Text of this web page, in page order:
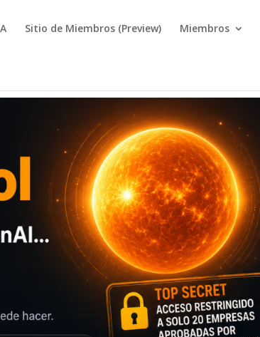
Sitio de Miembros (Preview) Miembros